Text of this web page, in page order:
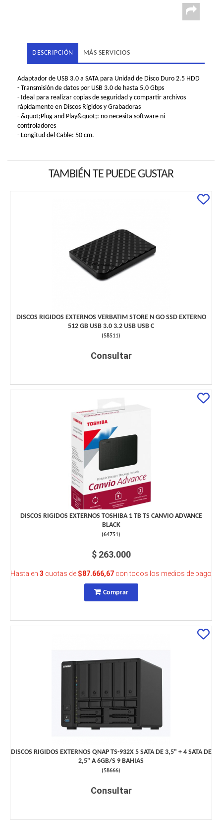
DESCRIPCIÓN MÁS SERVICIOS
Adaptador de USB 3.0 a SATA para Unidad de Disco Duro 2.5 HDD
- Transmisión de datos por USB 3.0 de hasta 5,0 Gbps
- Ideal para realizar copias de seguridad y compartir archivos
rápidamente en Discos Rígidos y Grabadoras
- &quot;Plug and Play&quot;: no necesita software ni
controladores
- Longitud del Cable: 50 cm.
TAMBIÉN TE PUEDE GUSTAR
DISCOS RIGIDOS EXTERNOS VERBATIM STORE N GO SSD EXTERNO
512 GB USB 3.0 3.2 USB USB C
(58511)
Consultar
DISCOS RIGIDOS EXTERNOS TOSHIBA 1 TB TS CANVIO ADVANCE
BLACK
(64751)
$ 263.000
Hasta en 3 cuotas de $87.666,67 con todos los medios de pago
Comprar
DISCOS RIGIDOS EXTERNOS QNAP TS-932X 5 SATA DE 3,5" + 4 SATA DE
2,5" A 6GB/S 9 BAHIAS
(58666)
Consultar